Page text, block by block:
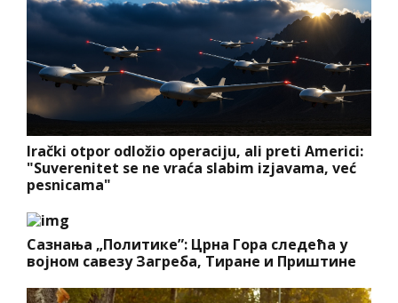
Irački otpor odložio operaciju, ali preti Americi:
"Suverenitet se ne vraća slabim izjavama, već
pesnicama"
Сазнања „Политике”: Црна Гора следећа у
војном савезу Загреба, Тиране и Приштине